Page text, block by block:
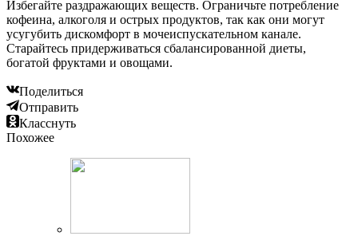
Избегайте раздражающих веществ. Ограничьте потребление
кофеина, алкоголя и острых продуктов, так как они могут
усугубить дискомфорт в мочеиспускательном канале.
Старайтесь придерживаться сбалансированной диеты,
богатой фруктами и овощами.
Поделиться
Отправить
Класснуть
Похожее